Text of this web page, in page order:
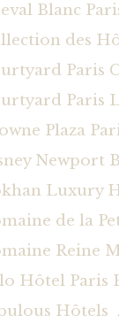
Blanc
des
Paris
Paris
Plaza
Newport
Luxury
de la
Reine
Hôtel Paris
Hôtels